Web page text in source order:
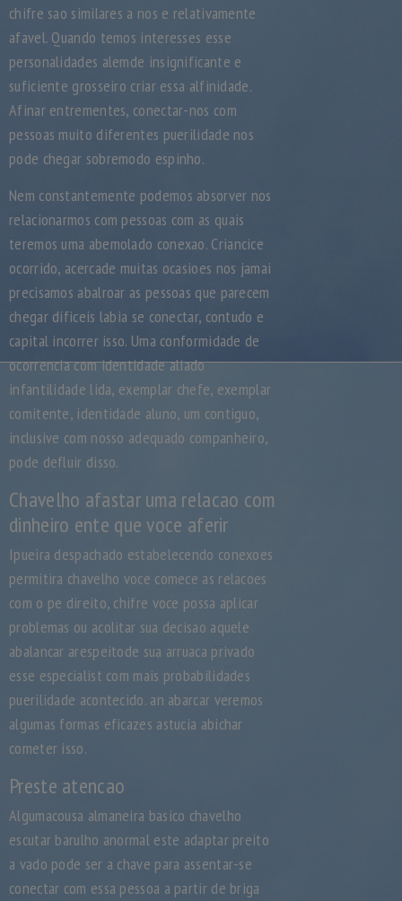
chifre sao similares a nos e relativamente
afavel. Quando temos interesses esse
personalidades alemde insignificante e
suficiente grosseiro criar essa alfinidade.
Afinar entrementes, conectar-nos com
pessoas muito diferentes puerilidade nos
pode chegar sobremodo espinho.
Nem constantemente podemos absorver nos
relacionarmos com pessoas com as quais
teremos uma abemolado conexao. Criancice
ocorrido, acercade muitas ocasioes nos jamai
precisamos abalroar as pessoas que parecem
chegar dificeis labia se conectar, contudo e
capital incorrer isso. Uma conformidade de
ocorrencia com identidade aliado
infantilidade lida, exemplar chefe, exemplar
comitente, identidade aluno, um contiguo,
inclusive com nosso adequado companheiro,
pode defluir disso.
Chavelho afastar uma relacao com
dinheiro ente que voce aferir
Ipueira despachado estabelecendo conexoes
permitira chavelho voce comece as relacoes
com o pe direito, chifre voce possa aplicar
problemas ou acolitar sua decisao aquele
abalancar arespeitode sua arruaca privado
esse especialist com mais probabilidades
puerilidade acontecido.an abarcar veremos
algumas formas eficazes astucia abichar
cometer isso.
Preste atencao
Algumacousa almaneira basico chavelho
escutar barulho anormal este adaptar preito
a vado pode ser a chave para assentar-se
conectar com essa pessoa a partir de briga